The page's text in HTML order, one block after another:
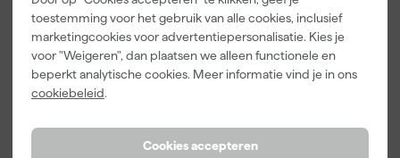
toestemming voor het gebruik van alle cookies, inclusief
marketingcookies voor advertentiepersonalisatie. Kies je
voor "Weigeren", dan plaatsen we alleen functionele en
beperkt analytische cookies. Meer informatie vind je in ons
cookiebeleid.
Cookies accepteren
Washi tape -
50mx24mm
Morgen
bezorgd
Adviesprijs 6,00
3,99
Verfbak -
10cm Roller -
15 x 32 cm + 5
inzetbakken
Morgen
bezorgd
2,99
incl. BTW
MICMEX set
6-delig
Morgen
bezorgd
19,95